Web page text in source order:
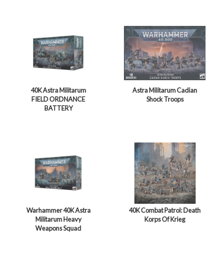
40K Astra Militarum
FIELD ORDNANCE
BATTERY
Astra Militarum Cadian
Shock Troops
Warhammer 40K Astra
Militarum Heavy
Weapons Squad
40K Combat Patrol: Death
Korps Of Krieg